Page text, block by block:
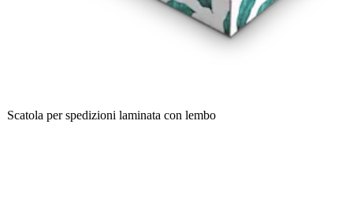
Scatola per spedizioni laminata con lembo